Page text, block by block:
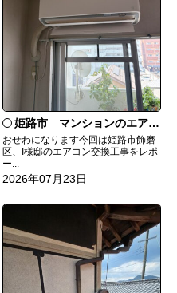
姫路市 マンションのエアコンをダイキンRXへ交換
おせわになります今回は姫路市飾磨
区、I様邸のエアコン交換工事をレポ
ー...
2026年07月23日